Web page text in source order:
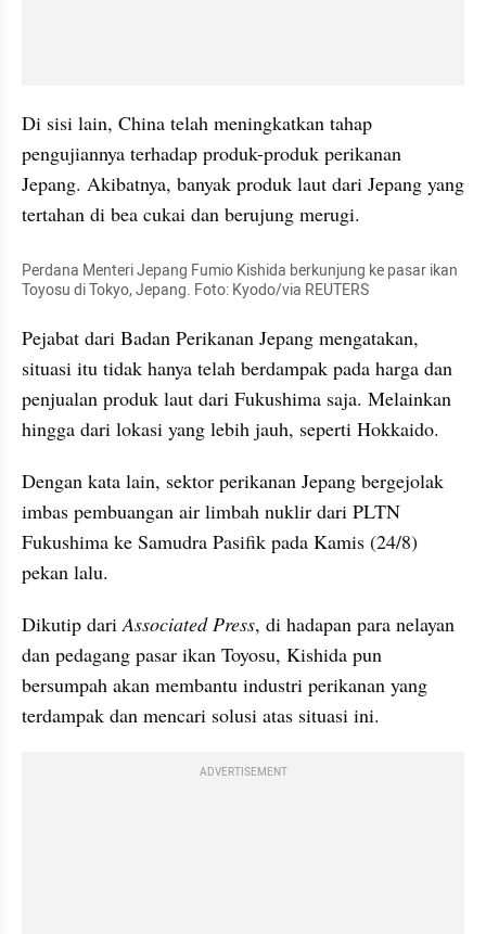
Di sisi lain, China telah meningkatkan tahap
pengujiannya terhadap produk-produk perikanan
Jepang. Akibatnya, banyak produk laut dari Jepang yang
tertahan di bea cukai dan berujung merugi.
Perdana Menteri Jepang Fumio Kishida berkunjung ke pasar ikan
Toyosu di Tokyo, Jepang. Foto: Kyodo/via REUTERS
Pejabat dari Badan Perikanan Jepang mengatakan,
situasi itu tidak hanya telah berdampak pada harga dan
penjualan produk laut dari Fukushima saja. Melainkan
hingga dari lokasi yang lebih jauh, seperti Hokkaido.
Dengan kata lain, sektor perikanan Jepang bergejolak
imbas pembuangan air limbah nuklir dari PLTN
Fukushima ke Samudra Pasifik pada Kamis (24/8)
pekan lalu.
Dikutip dari Associated Press, di hadapan para nelayan
dan pedagang pasar ikan Toyosu, Kishida pun
bersumpah akan membantu industri perikanan yang
terdampak dan mencari solusi atas situasi ini.
ADVERTISEMENT